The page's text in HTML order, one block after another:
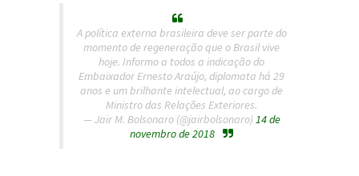
A política externa brasileira deve ser parte do
momento de regeneração que o Brasil vive
hoje. Informo a todos a indicação do
Embaixador Ernesto Araújo, diplomata há 29
anos e um brilhante intelectual, ao cargo de
Ministro das Relações Exteriores.
— Jair M. Bolsonaro (@jairbolsonaro) 14 de
novembro de 2018